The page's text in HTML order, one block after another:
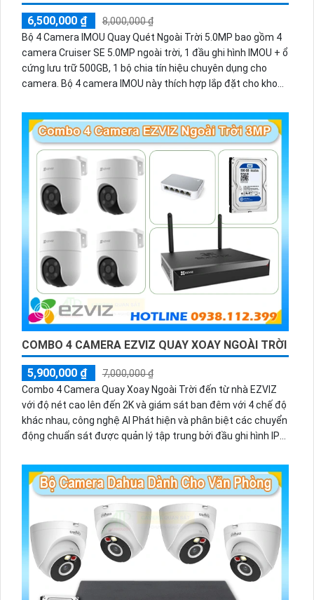
6,500,000 ₫
8,000,000 ₫
Bộ 4 Camera IMOU Quay Quét Ngoài Trời 5.0MP bao gồm 4
camera Cruiser SE 5.0MP ngoài trời, 1 đầu ghi hình IMOU + ổ
cứng lưu trữ 500GB, 1 bộ chia tín hiệu chuyên dụng cho
camera. Bộ 4 camera IMOU này thích hợp lắp đặt cho kho
trời.
COMBO 4 CAMERA EZVIZ QUAY XOAY NGOÀI TRỜI
5,900,000 ₫
7,000,000 ₫
Combo 4 Camera Quay Xoay Ngoài Trời đến từ nhà EZVIZ
với độ nét cao lên đến 2K và giám sát ban đêm với 4 chế độ
khác nhau, công nghệ AI Phát hiện và phân biệt các chuyển
động chuẩn sát được quản lý tập trung bởi đầu ghi hình IP